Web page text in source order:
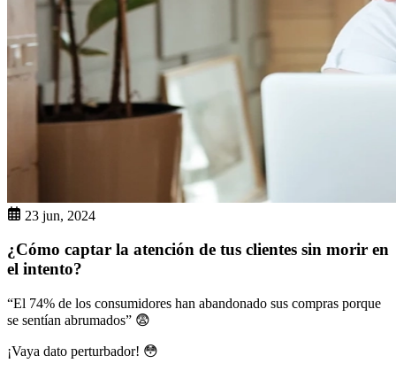
23 jun, 2024
¿Cómo captar la atención de tus clientes sin morir en
el intento?
“El 74% de los consumidores han abandonado sus compras porque
se sentían abrumados” 😨
¡Vaya dato perturbador! 😳